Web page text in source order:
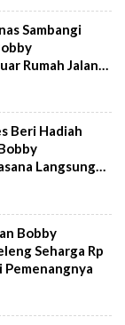
Sambangi
Rumah Jalan-
Beri Hadiah
Langsung
Bobby
Seharga Rp
Pemenangnya